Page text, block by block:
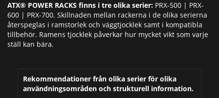
ATX® POWER RACKS finns i tre olika serier: PRX-500 | PRX-
600 | PRX-700. Skillnaden mellan rackerna i de olika serierna
återspeglas i ramstorlek och väggtjocklek samt i kompatibla
tillbehör. Ramens tjocklek påverkar hur mycket vikt som varje
ställ kan bära.
Rekommendationer från olika serier för olika
användningsområden och strukturell information.